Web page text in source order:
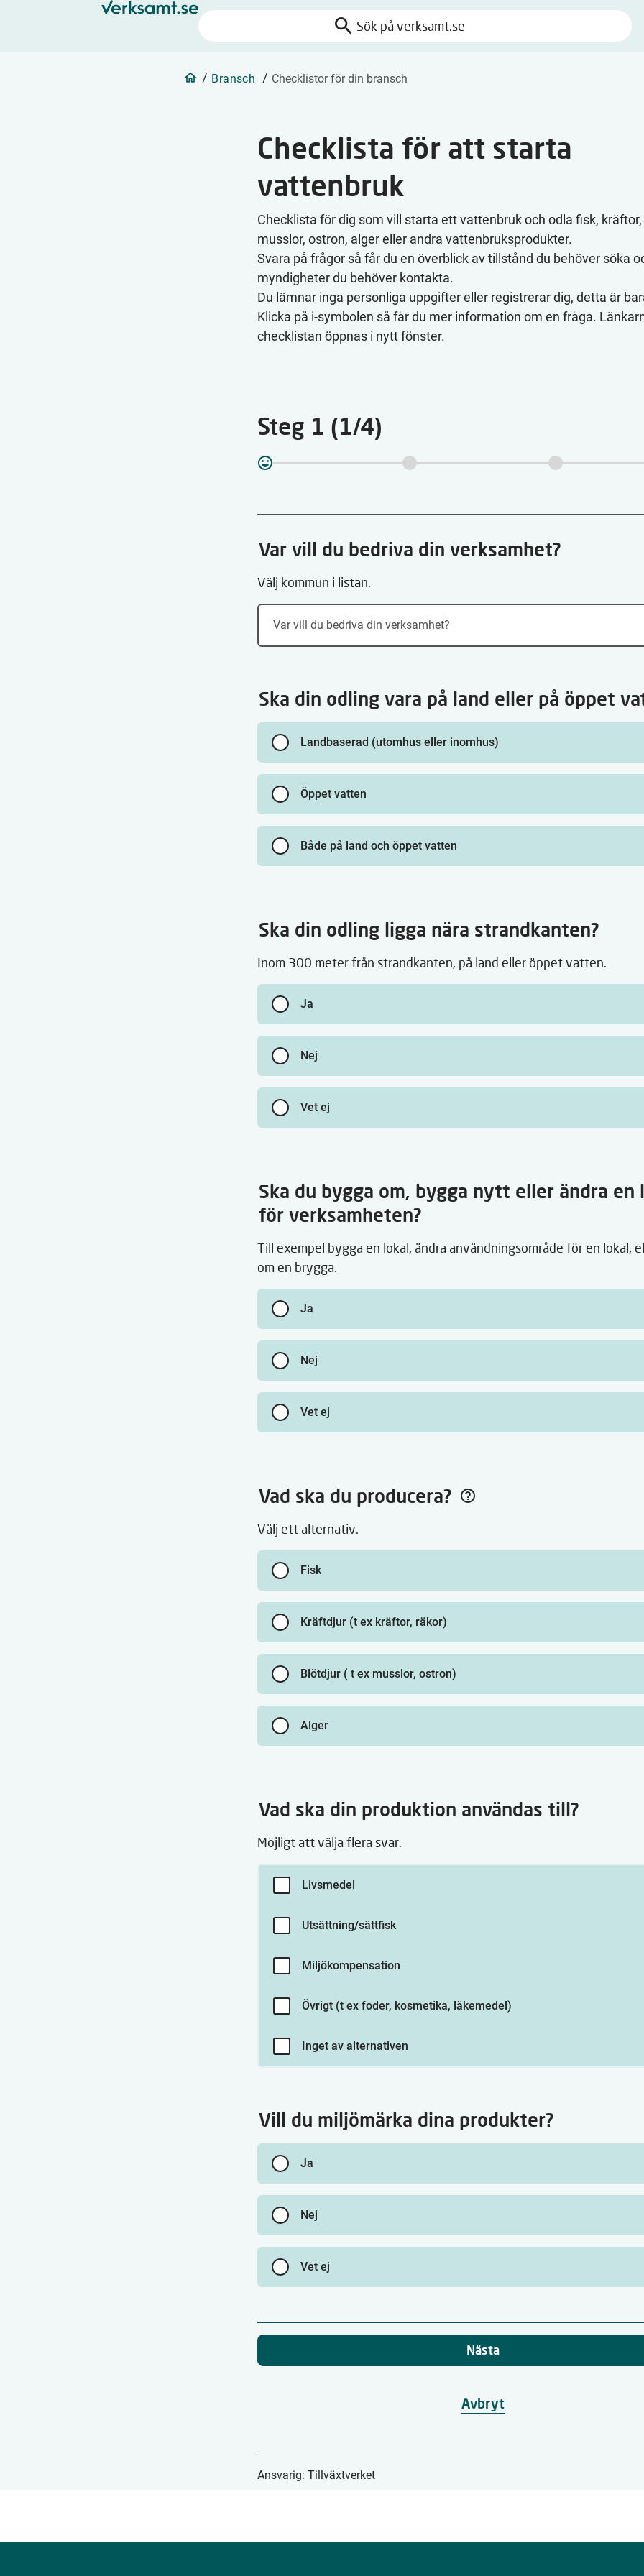
search
Sök
/ Bransch / Checklistor för din bransch
Checklista för att starta
vattenbruk
Checklista för dig som vill starta ett vattenbruk och odla fisk, kräftor,
musslor, ostron, alger eller andra vattenbruksprodukter.
Svara på frågor så får du en överblick av tillstånd du behöver söka
myndigheter du behöver kontakta.
Du lämnar inga personliga uppgifter eller registrerar dig, detta är
Klicka på i-symbolen så får du mer information om en fråga.
checklistan öppnas i nytt fönster.
Steg 1 (1/4)
Var vill du bedriva din verksamhet?
Välj kommun i listan.
Var vill du bedriva din verksamhet?
Ska din odling vara på land eller på öppet
Landbaserad (utomhus eller inomhus)
Öppet vatten
Både på land och öppet vatten
Ska din odling ligga nära strandkanten?
Inom 300 meter från strandkanten, på land eller öppet vatten.
Ja
Nej
Vet ej
Ska du bygga om, bygga nytt eller ändra en
för verksamheten?
Till exempel bygga en lokal, ändra användningsområde för en lokal,
om en brygga.
Ja
Nej
Vet ej
Vad ska du producera?
Välj ett alternativ.
Fisk
Kräftdjur (t ex kräftor, räkor)
Blötdjur ( t ex musslor, ostron)
Alger
Vad ska din produktion användas till?
Möjligt att välja flera svar.
Livsmedel
Utsättning/sättfisk
Miljökompensation
Övrigt (t ex foder, kosmetika, läkemedel)
Inget av alternativen
Vill du miljömärka dina produkter?
Ja
Nej
Vet ej
Nästa
Avbryt
Ansvarig: Tillväxtverket